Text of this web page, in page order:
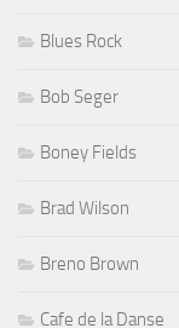
Blues Rock
Bob Seger
Boney Fields
Brad Wilson
Breno Brown
Cafe de la Danse